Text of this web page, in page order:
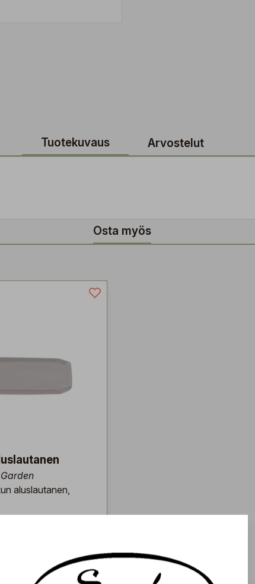
Tuotekuvaus Arvostelut
Osta myös
aluslautanen,